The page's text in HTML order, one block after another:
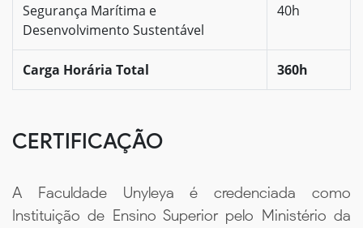
Segurança Marítima e
Desenvolvimento Sustentável
40h
Carga Horária Total 360h
CERTIFICAÇÃO
A Faculdade Unyleya é credenciada como
Instituição de Ensino Superior pelo Ministério da